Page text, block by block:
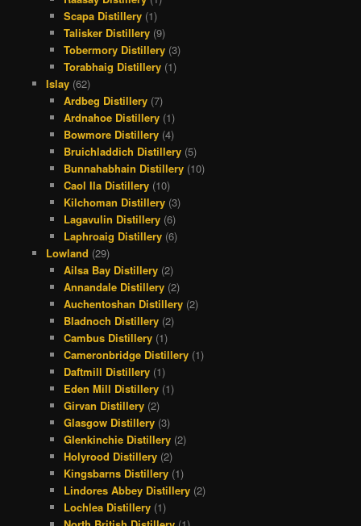
Scapa Distillery (1)
Talisker Distillery (9)
Tobermory Distillery (3)
Torabhaig Distillery (1)
Islay(62)
Ardbeg Distillery (7)
Ardnahoe Distillery (1)
Bowmore Distillery (4)
Bruichladdich Distillery (5)
Bunnahabhain Distillery (10)
Caol Ila Distillery (10)
Kilchoman Distillery (3)
Lagavulin Distillery (6)
Laphroaig Distillery (6)
Lowland (29)
Ailsa Bay Distillery (2)
Annandale Distillery (2)
Auchentoshan Distillery (2)
Bladnoch Distillery (2)
Cambus Distillery (1)
Cameronbridge Distillery (1)
Daftmill Distillery (1)
Eden Mill Distillery (1)
Girvan Distillery (2)
Glasgow Distillery (3)
Glenkinchie Distillery (2)
Holyrood Distillery (2)
Kingsbarns Distillery (1)
Lindores Abbey Distillery (2)
Lochlea Distillery (1)